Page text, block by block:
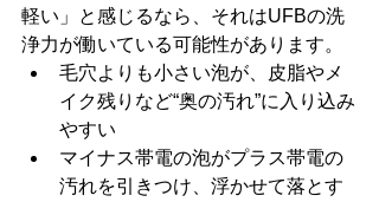
軽い」と感じるなら、それはUFBの洗
浄力が働いている可能性があります。
毛穴よりも小さい泡が、皮脂やメ
イク残りなど“奥の汚れ”に入り込み
やすい
マイナス帯電の泡がプラス帯電の
汚れを引きつけ、浮かせて落とす